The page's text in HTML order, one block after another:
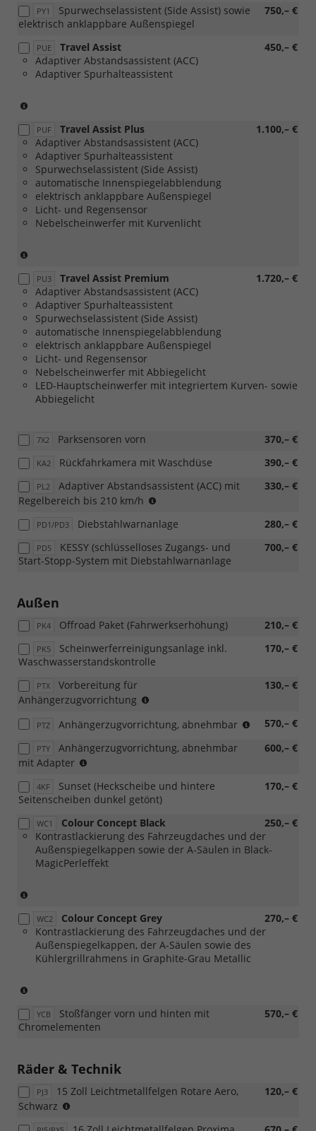
Plus
Paket
Winter
oder
Plus
Paket)
PY1 750,– €
Spurwechselassistent (Side Assist) sowie
elektrisch anklappbare Außenspiegel
PUE 450,– €
Travel Assist
Adaptiver Abstandsassistent (ACC)
Adaptiver Spurhalteassistent
Verbindung
mit
1.0
MPI
59
kW)
PUF 1.100,– €
Travel Assist Plus
Adaptiver Abstandsassistent (ACC)
Adaptiver Spurhalteassistent
Spurwechselassistent (Side Assist)
automatische Innenspiegelabblendung
elektrisch anklappbare Außenspiegel
Licht- und Regensensor
Nebelscheinwerfer mit Kurvenlicht
Verbindung
mit
1.0
MPI
59
kW)
PU3 1.720,– €
Travel Assist Premium
Adaptiver Abstandsassistent (ACC)
Adaptiver Spurhalteassistent
Spurwechselassistent (Side Assist)
automatische Innenspiegelabblendung
elektrisch anklappbare Außenspiegel
Licht- und Regensensor
Nebelscheinwerfer mit Abbiegelicht
LED-Hauptscheinwerfer mit integriertem Kurven- sowie
Abbiegelicht
7X2 370,– €
Parksensoren vorn
KA2 390,– €
Rückfahrkamera mit Waschdüse
PL2 330,– €
Adaptiver Abstandsassistent (ACC) mit
Regelbereich bis 210 km/h
Verbindung
1.0
MPI
PD1/PD3 280,– €
Diebstahlwarnanlage
PD5 700,– €
KESSY (schlüsselloses Zugangs- und
Start-Stopp-System mit Diebstahlwarnanlage
Außen
PK4 210,– €
Offroad Paket (Fahrwerkserhöhung)
PK5 170,– €
Scheinwerferreinigungsanlage inkl.
Waschwasserstandskontrolle
PTX 130,– €
Vorbereitung für
Anhängerzugvorrichtung
Verbindung
[WC2]
Grey)
PTZ 570,– €
Anhängerzugvorrichtung, abnehmbar
(nicht
Verbindung
Colour
Grey)
PTY 600,– €
Anhängerzugvorrichtung, abnehmbar
mit Adapter
Verbindung
mit
Colour
Concept
Grey)
4KF 170,– €
Sunset (Heckscheibe und hintere
Seitenscheiben dunkel getönt)
WC1 250,– €
Colour Concept Black
Kontrastlackierung des Fahrzeugdaches und der
Außenspiegelkappen sowie der A-Säulen in Black-
MagicPerleffekt
Verbindung
mit
[PJ5]
oder
Schwarz)
WC2 270,– €
Colour Concept Grey
Kontrastlackierung des Fahrzeugdaches und der
Außenspiegelkappen, der A-Säulen sowie des
Kühlergrillrahmens in Graphite-Grau Metallic
Verbindung
mit
[PX9]
in
Grau)
YCB 570,– €
Stoßfänger vorn und hinten mit
Chromelementen
Räder & Technik
PJ3 120,– €
15 Zoll Leichtmetallfelgen Rotare Aero,
Schwarz